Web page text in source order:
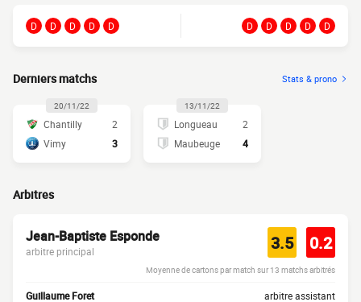
D D D D D D D D D D
Derniers matchs Stats & prono
20/11/22
Chantilly
2
Vimy
3
13/11/22
Longueau
2
Maubeuge
4
Arbitres
Jean-Baptiste Esponde
arbitre principal 3.5 0.2
Moyenne de cartons par match sur 13 matchs arbitrés
Guillaume Foret arbitre assistant